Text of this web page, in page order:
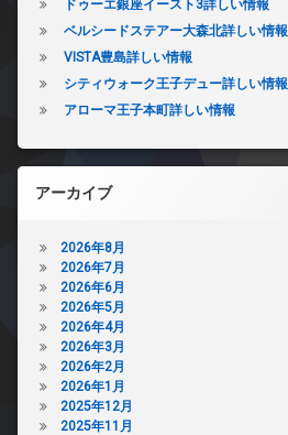
ドゥーエ銀座イースト3詳しい情報
ベルシードステアー大森北詳しい情報
VISTA豊島詳しい情報
シティウォーク王子デュー詳しい情報
アローマ王子本町詳しい情報
アーカイブ
2026年8月
2026年7月
2026年6月
2026年5月
2026年4月
2026年3月
2026年2月
2026年1月
2025年12月
2025年11月